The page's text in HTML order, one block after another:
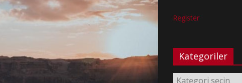
Register
Kategoriler
Kategoriler